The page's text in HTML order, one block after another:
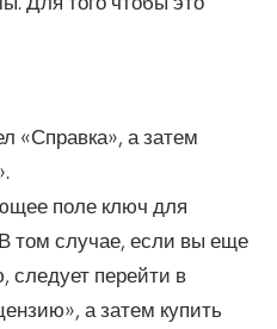
«Справка», а затем
поле ключ для
том случае, если вы еще
следует перейти в
а затем купить